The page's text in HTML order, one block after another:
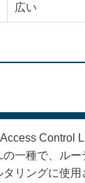
広い
Control
一種で、ルー
リングに使